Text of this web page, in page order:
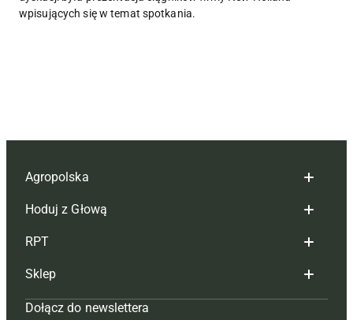
wpisujących się w temat spotkania.
Agropolska
Redakcja
Reklama
Tagi
Mapa serwisu
Hoduj z Głową
Hoduj z głową bydło
Hoduj z głową świnie
Prenumerata
RPT
Redakcja
Prenumerata
Sklep
Czasopisma i prenumerata
Dołącz do newslettera